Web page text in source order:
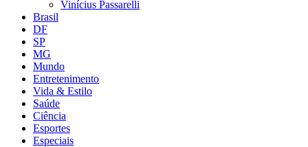
Vinícius Passarelli
Brasil
DF
SP
MG
Mundo
Entretenimento
Vida & Estilo
Saúde
Ciência
Esportes
Especiais